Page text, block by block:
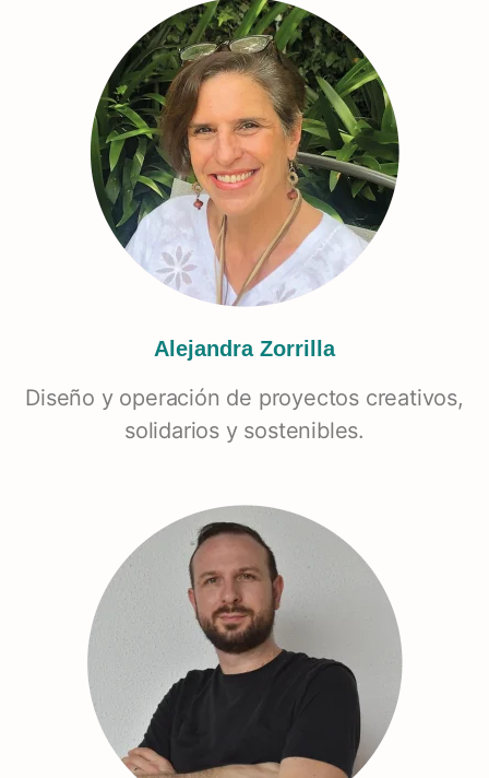
Alejandra Zorrilla
Diseño y operación de proyectos creativos,
solidarios y sostenibles.